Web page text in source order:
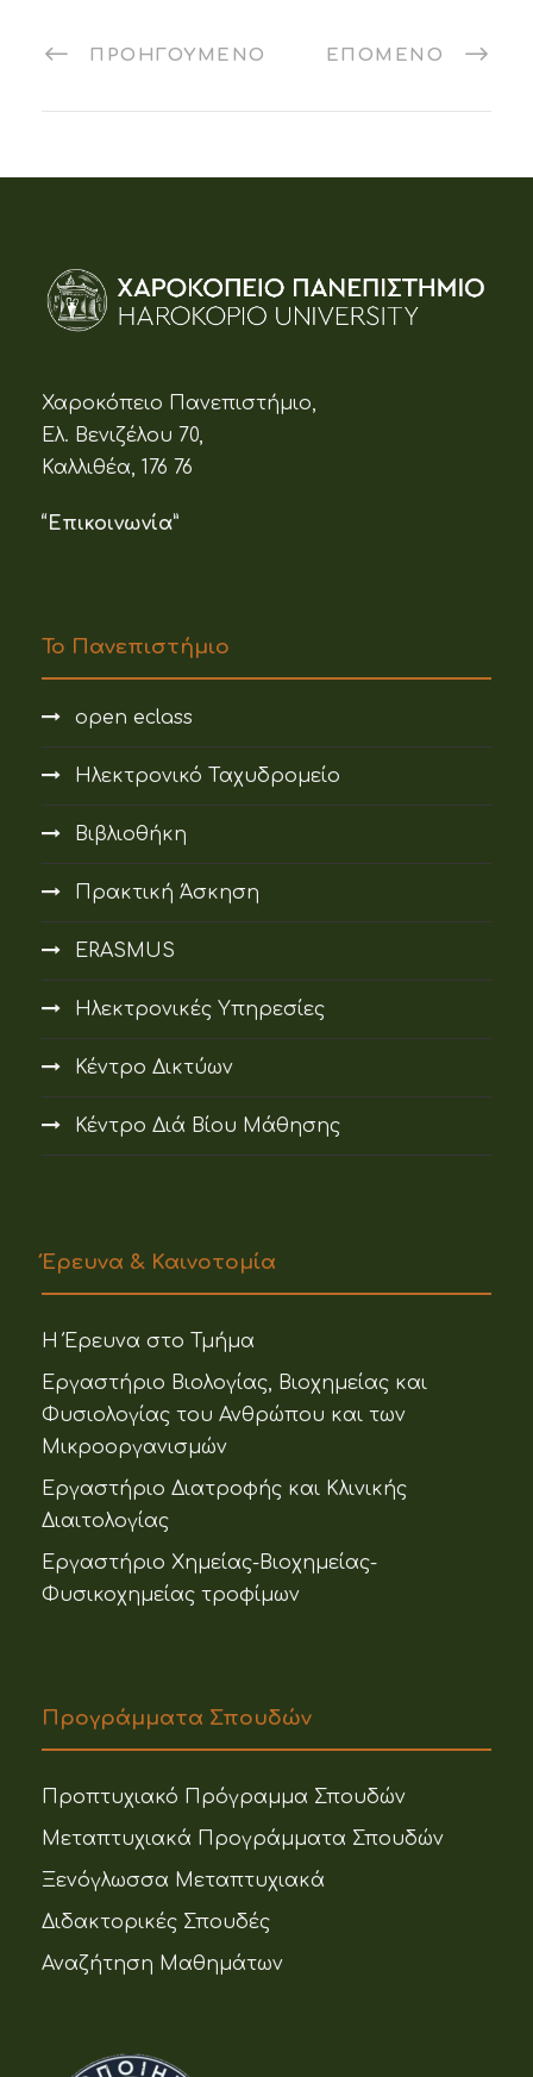
ΠΡΟΗΓΟΎΜΕΝΟ ΕΠΌΜΕΝΟ
Χαροκόπειο Πανεπιστήμιο,
Ελ. Βενιζέλου 70,
Καλλιθέα, 176 76
“Επικοινωνία”
Το Πανεπιστήμιο
open eclass
Ηλεκτρονικό Ταχυδρομείο
Βιβλιοθήκη
Πρακτική Άσκηση
ERASMUS
Ηλεκτρονικές Υπηρεσίες
Κέντρο Δικτύων
Κέντρο Διά Βίου Μάθησης
Έρευνα & Καινοτομία
Η Έρευνα στο Τμήμα
Εργαστήριο Βιολογίας, Βιοχημείας και
Φυσιολογίας του Ανθρώπου και των
Μικροοργανισμών
Εργαστήριο Διατροφής και Κλινικής
Διαιτολογίας
Εργαστήριο Χημείας-Βιοχημείας-
Φυσικοχημείας τροφίμων
Προγράμματα Σπουδών
Προπτυχιακό Πρόγραμμα Σπουδών
Μεταπτυχιακά Προγράμματα Σπουδών
Ξενόγλωσσα Μεταπτυχιακά
Διδακτορικές Σπουδές
Αναζήτηση Μαθημάτων